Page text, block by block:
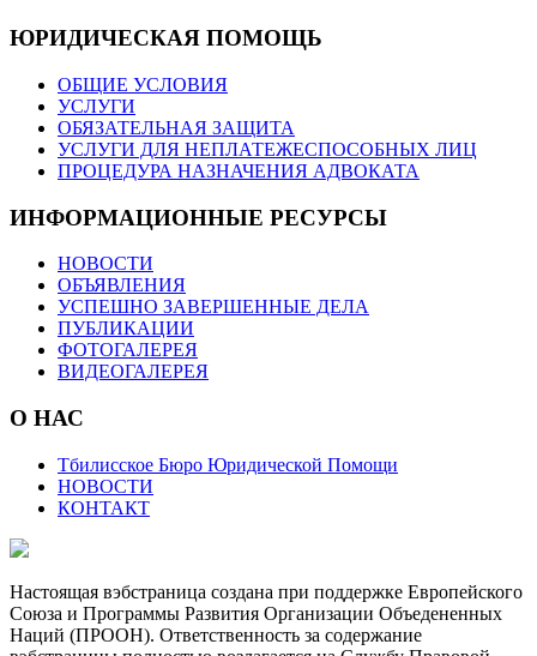
ЮРИДИЧЕСКАЯ ПОМОЩЬ
ОБЩИЕ УСЛОВИЯ
УСЛУГИ
ОБЯЗАТЕЛЬНАЯ ЗАЩИТА
УСЛУГИ ДЛЯ НЕПЛАТЕЖЕСПОСОБНЫХ ЛИЦ
ПРОЦЕДУРА НАЗНАЧЕНИЯ АДВОКАТА
ИНФОРМАЦИОННЫЕ РЕСУРСЫ
НОВОСТИ
ОБЪЯВЛЕНИЯ
УСПЕШНО ЗАВЕРШЕННЫЕ ДЕЛА
ПУБЛИКАЦИИ
ФОТОГАЛЕРЕЯ
ВИДЕОГАЛЕРЕЯ
О НАС
Тбилисское Бюро Юридической Помощи
НОВОСТИ
КОНТАКТ
Настоящая вэбстраница создана при поддержке Европейского
Союза и Программы Развития Организации Объедененных
Наций (ПРООН). Ответственность за содержание